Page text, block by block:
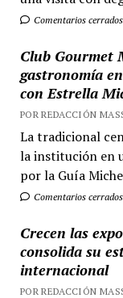
Comentarios cerrados
Club Gourmet
gastronomía
con Estrella
POR REDACCIÓN
La tradicional
la institución en
por la Guía
Comentarios cerrados
Crecen las
consolida su
internacional
POR REDACCIÓN